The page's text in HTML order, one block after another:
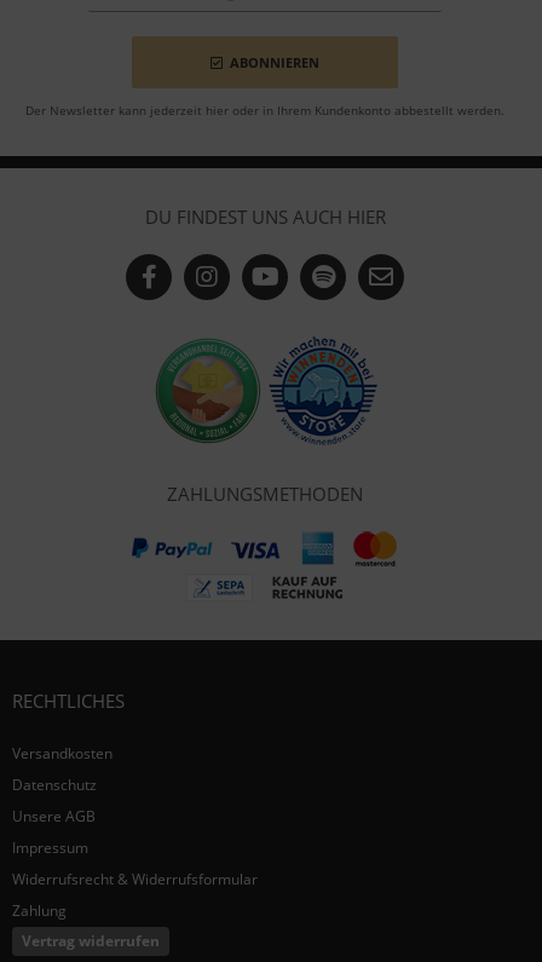
ABONNIEREN
Der Newsletter kann jederzeit hier oder in Ihrem Kundenkonto abbestellt werden.
DU FINDEST UNS AUCH HIER
ZAHLUNGSMETHODEN
RECHTLICHES
Versandkosten
Datenschutz
Unsere AGB
Impressum
Widerrufsrecht & Widerrufsformular
Zahlung
Vertrag widerrufen